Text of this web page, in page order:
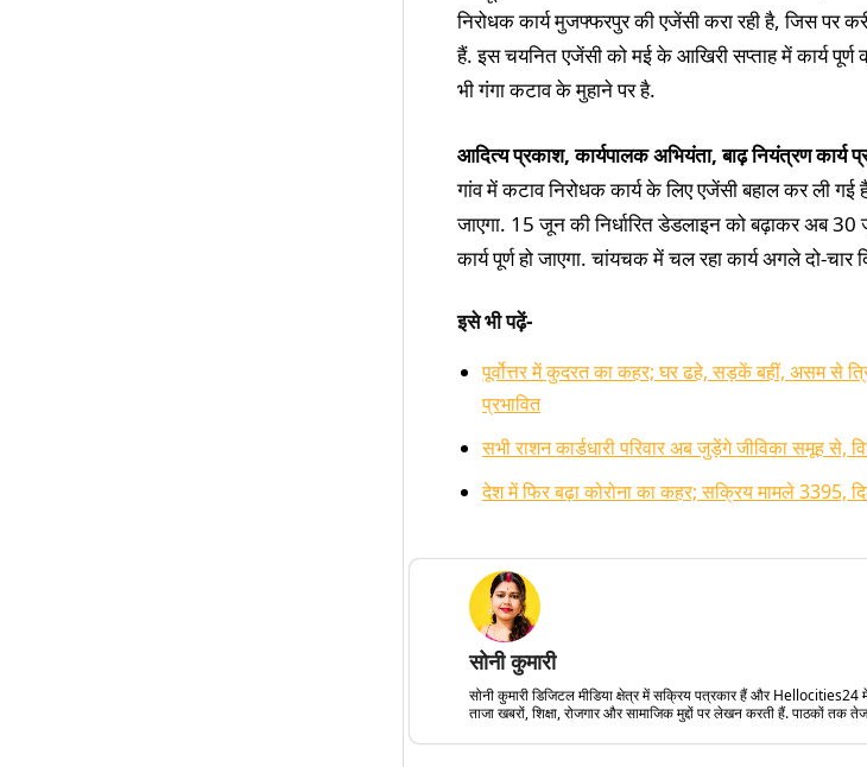
निरोधक कार्य मुजफ्फरपुर की एजेंसी करा रही है, जिस पर
हैं. इस चयनित एजेंसी को मई के आखिरी सप्ताह में कार्य पूर्ण
भी गंगा कटाव के मुहाने पर है.
आदित्य प्रकाश, कार्यपालक अभियंता, बाढ़ नियंत्रण कार्य
गांव में कटाव निरोधक कार्य के लिए एजेंसी बहाल कर ली
जाएगा. 15 जून की निर्धारित डेडलाइन को बढ़ाकर अब
कार्य पूर्ण हो जाएगा. चांयचक में चल रहा कार्य अगले दो-चार
इसे भी पढ़ें-
पूर्वोत्तर में कुदरत का कहर; घर ढहे, सड़कें बहीं, असम से
प्रभावित
सभी राशन कार्डधारी परिवार अब जुड़ेंगे जीविका समूह से,
देश में फिर बढ़ा कोरोना का कहर; सक्रिय मामले 3395,
सोनी कुमारी
सोनी कुमारी डिजिटल मीडिया क्षेत्र में सक्रिय पत्रकार हैं और
ताजा खबरों, शिक्षा, रोजगार और सामाजिक मुद्दों पर लेखन करती हैं. पाठकों तक